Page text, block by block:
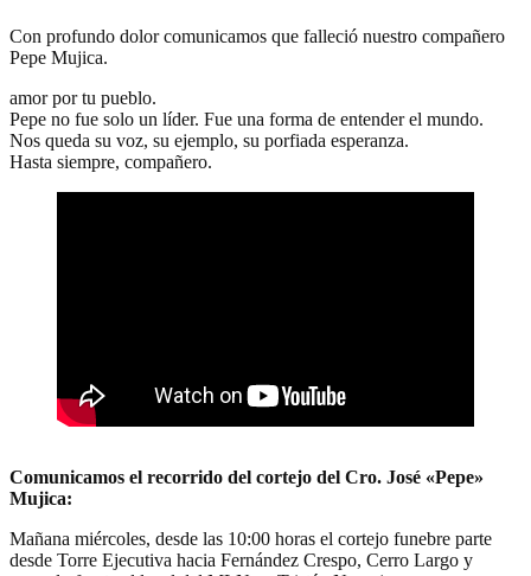
Con profundo dolor comunicamos que falleció nuestro compañero
Pepe Mujica.
amor por tu pueblo.
Pepe no fue solo un líder. Fue una forma de entender el mundo.
Nos queda su voz, su ejemplo, su porfiada esperanza.
Hasta siempre, compañero.
Comunicamos el recorrido del cortejo del Cro. José «Pepe»
Mujica:
Mañana miércoles, desde las 10:00 horas el cortejo funebre parte
desde Torre Ejecutiva hacia Fernández Crespo, Cerro Largo y